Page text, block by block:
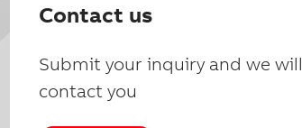
Contact us
Submit your inquiry and we will
contact you